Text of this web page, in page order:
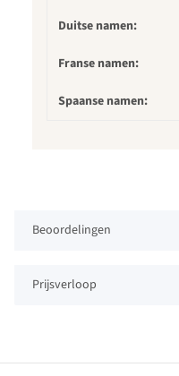
Duitse namen:
Franse namen:
Spaanse namen:
Beoordelingen
Prijsverloop